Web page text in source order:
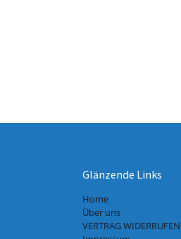
Glänzende Links
Home
Über uns
VERTRAG WIDERRUFEN